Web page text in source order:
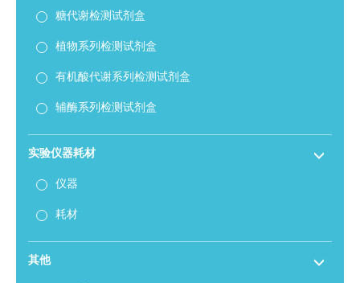
糖代谢检测试剂盒
植物系列检测试剂盒
有机酸代谢系列检测试剂盒
辅酶系列检测试剂盒
实验仪器耗材
仪器
耗材
其他